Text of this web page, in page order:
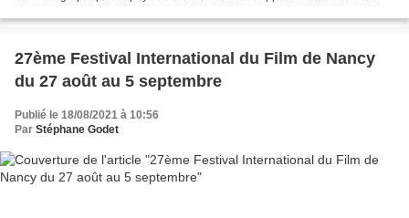
27ème Festival International du Film de Nancy
du 27 août au 5 septembre
Publié le 18/08/2021 à 10:56
Par Stéphane Godet